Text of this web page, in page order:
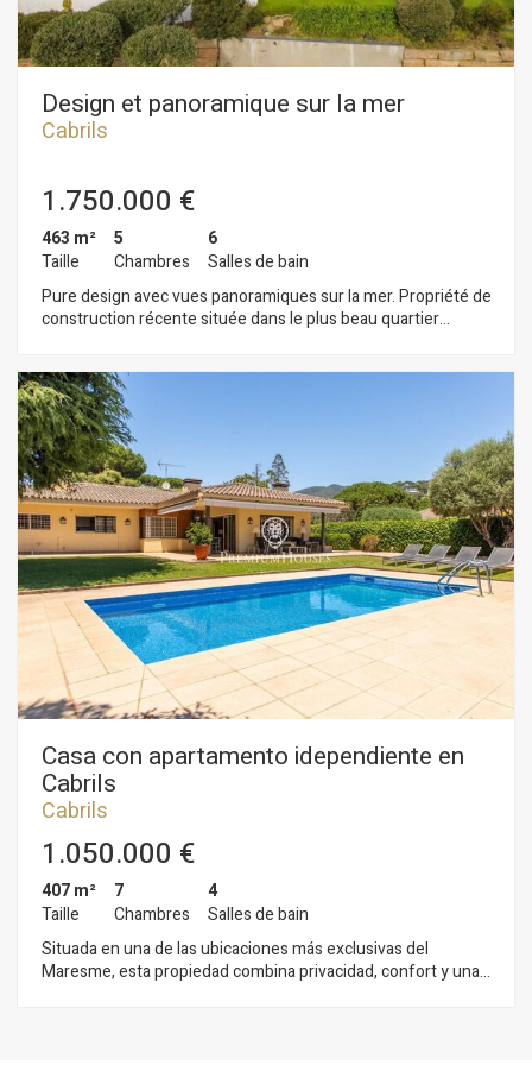
Tout simplement un luxe pour le plaisir des sens.
Design et panoramique sur la mer
Cabrils
1.750.000 €
463 m²
Taille
5
Chambres
6
Salles de bain
Pure design avec vues panoramiques sur la mer. Propriété de
construction récente située dans le plus beau quartier
piscine, espace Chillout et terrasse-porche au niveau du salon
et de la cuisine. La maison est distribuée sur 2 étages. Le rez-
de-chaussée comprend un salon avec cheminée, salle à
manger et cuisine bénéficiant d´une grande luminosité avec
vues sur la mer grâce à de grandes baies vitrées. Au même
niveau toilettes d´invités et 2 chambres possédant une salle
de bains en suite et avec sortie indépendante au jardin. Au
premier étage nous trouvons 2 chambres avec salle de bains
en suite, la suite principale avec dressing et terrasse. Toutes
les chambres jouissent de vues panoramiques sur la
Méditerranée. Garage fermé pour 2 voitures. Finitions de
design et de qualité utilisant des matériaux nobles: fenêtres
Climalit et volets motorisés; chauffage et climatisation, sols
porcelaine; système d´irrigation et éclairage dans le jardin... En
parfait état et prêt à emménager!
Casa con apartamento idependiente en
Cabrils
Cabrils
1.050.000 €
407 m²
Taille
7
Chambres
4
Salles de bain
Situada en una de las ubicaciones más exclusivas del
Maresme, esta propiedad combina privacidad, confort y una